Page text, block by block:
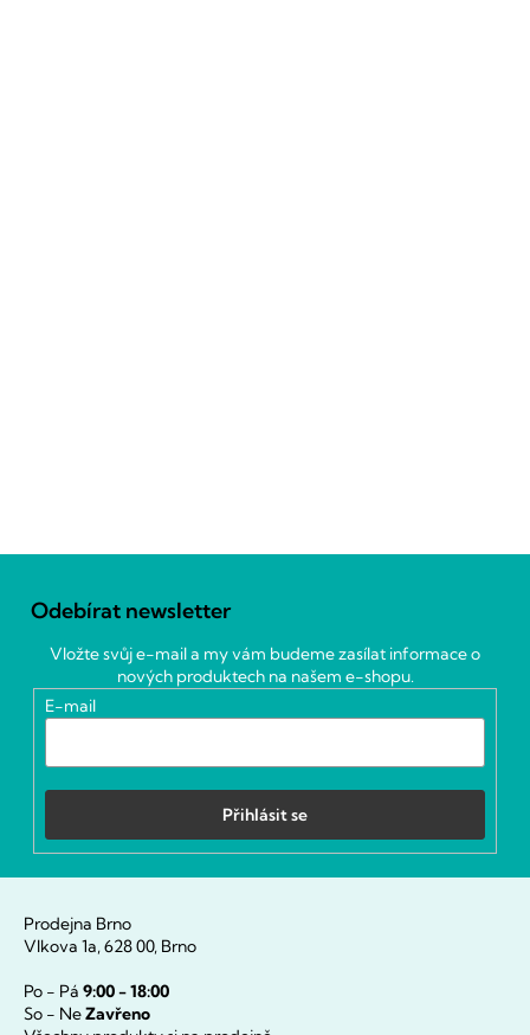
Odebírat newsletter
Vložte svůj e-mail a my vám budeme zasílat informace o
nových produktech na našem e-shopu.
E-mail
Přihlásit se
Prodejna Brno
Vlkova 1a, 628 00, Brno
Po - Pá 9:00 - 18:00
So - NeZavřeno